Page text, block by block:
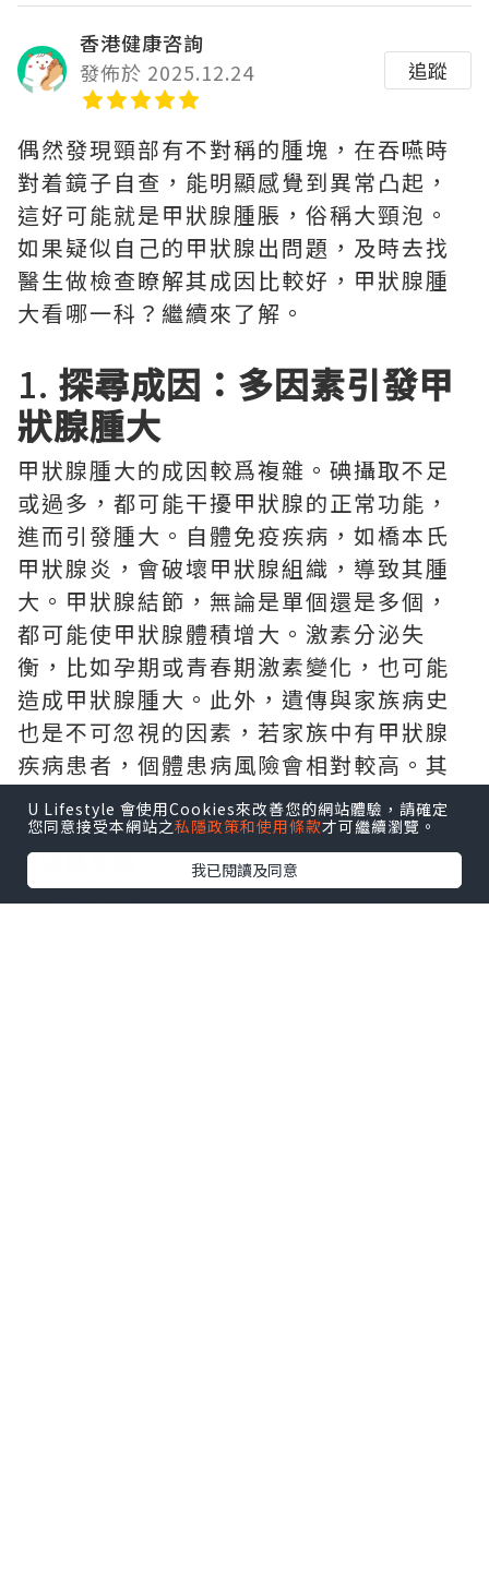
香港健康咨詢
發佈於 2025.12.24
追蹤
偶然發現頸部有不對稱的腫塊，在吞嚥時
對着鏡子自查，能明顯感覺到異常凸起，
這好可能就是甲狀腺腫脹，俗稱大頸泡。
如果疑似自己的甲狀腺出問題，及時去找
醫生做檢查瞭解其成因比較好，甲狀腺腫
大看哪一科？繼續來了解。
1. 探尋成因：多因素引發甲
狀腺腫大
甲狀腺腫大的成因較爲複雜。碘攝取不足
或過多，都可能干擾甲狀腺的正常功能，
進而引發腫大。自體免疫疾病，如橋本氏
甲狀腺炎，會破壞甲狀腺組織，導致其腫
大。甲狀腺結節，無論是單個還是多個，
都可能使甲狀腺體積增大。激素分泌失
衡，比如孕期或青春期激素變化，也可能
造成甲狀腺腫大。此外，遺傳與家族病史
也是不可忽視的因素，若家族中有甲狀腺
疾病患者，個體患病風險會相對較高。其
他原因，像感染、腫瘤（包括惡性和良
性）、頸部放射線暴露等，同樣可能導致
甲狀腺腫脹。
★甲狀腺預防檢查計計劃預約入口
U Lifestyle 會使用Cookies來改善您的網站體驗，請確定
您同意接受本網站之私隱政策和使用條款才可繼續瀏覽。
我已閱讀及同意